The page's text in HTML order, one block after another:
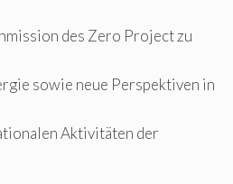
des Zero Project zu
sowie neue Perspektiven in
Aktivitäten der